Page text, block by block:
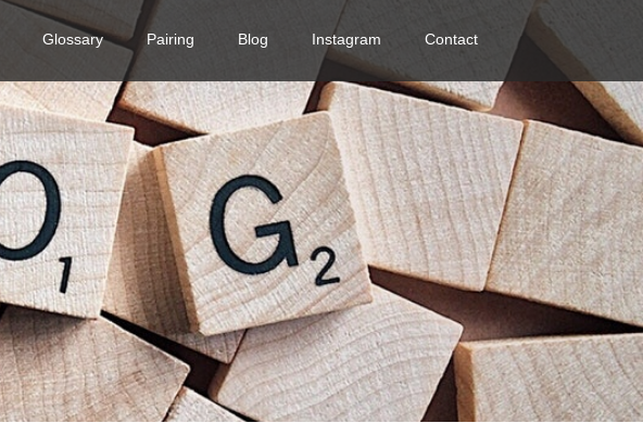
Glossary Pairing Blog Instagram Contact